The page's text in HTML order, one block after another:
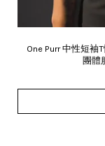
One Purr 中性短袖
團體